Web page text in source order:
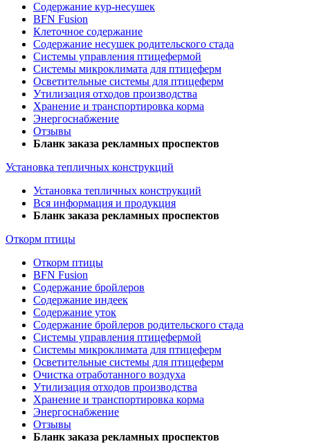
Содержание кур-несушек
BFN Fusion
Клеточное содержание
Содержание несушек родительского стада
Системы управления птицефермой
Системы микроклимата для птицеферм
Осветительные системы для птицеферм
Утилизация отходов производства
Хранение и транспортировка корма
Энергоснабжение
Отзывы
Бланк заказа рекламных проспектов
Установка тепличных конструкций
Установка тепличных конструкций
Вся информация и продукция
Бланк заказа рекламных проспектов
Откорм птицы
Откорм птицы
BFN Fusion
Содержание бройлеров
Содержание индеек
Содержание уток
Содержание бройлеров родительского стада
Системы управления птицефермой
Системы микроклимата для птицеферм
Осветительные системы для птицеферм
Очистка отработанного воздуха
Утилизация отходов производства
Хранение и транспортировка корма
Энергоснабжение
Отзывы
Бланк заказа рекламных проспектов